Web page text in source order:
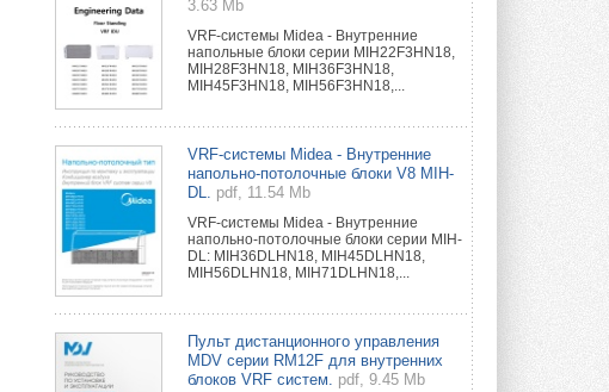
3.63 Mb
VRF-системы Midea - Внутренние
напольные блоки серии MIH22F3HN18,
MIH28F3HN18, MIH36F3HN18,
MIH45F3HN18, MIH56F3HN18,...
VRF-системы Midea - Внутренние
напольно-потолочные блоки V8 MIH-
DL.
pdf, 11.54 Mb
VRF-системы Midea - Внутренние
напольно-потолочные блоки серии MIH-
DL: MIH36DLHN18, MIH45DLHN18,
MIH56DLHN18, MIH71DLHN18,...
Пульт дистанционного управления
MDV серии RM12F для внутренних
блоков VRF систем.
pdf, 9.45 Mb